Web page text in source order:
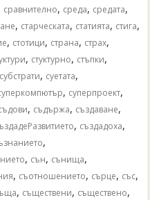
сравнително, среда, средата,
, старческата, статията, стига,
, стотици, страна, страх,
, стуктурно, стъпки,
субстрати, суетата,
, суперпроект,
, съдържа, създаване,
, създадоха,
,
, сън, сънища,
, съотношението, сърце, със,
, съществени, съществено,